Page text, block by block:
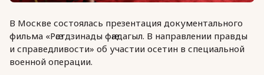
В Москве состоялась презентация документального
фильма «Рӕстдзинады фӕндагыл. В направлении правды
и справедливости» об участии осетин в специальной
военной операции.